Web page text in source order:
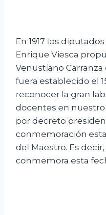
En 1917 los
Enrique Viesca
Venustiano
fuera establecido el
reconocer la gran
docentes en nuestro
por decreto
conmemoración
del Maestro. Es
conmemora esta